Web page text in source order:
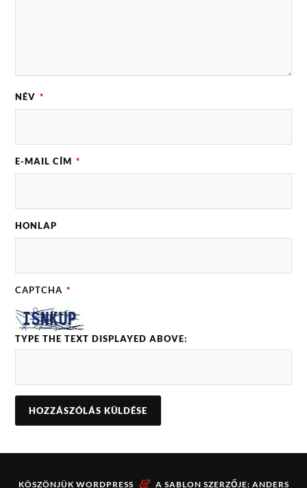
NÉV *
E-MAIL CÍM *
HONLAP
CAPTCHA *
TYPE THE TEXT DISPLAYED ABOVE:
KÖSZÖNJÜK WORDPRESS & A SABLON SZERZŐJE: ANDERS